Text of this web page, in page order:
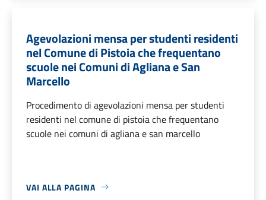
Agevolazioni mensa per studenti residenti
nel Comune di Pistoia che frequentano
scuole nei Comuni di Agliana e San
Marcello
Procedimento di agevolazioni mensa per studenti
residenti nel comune di pistoia che frequentano
scuole nei comuni di agliana e san marcello
VAI ALLA PAGINA